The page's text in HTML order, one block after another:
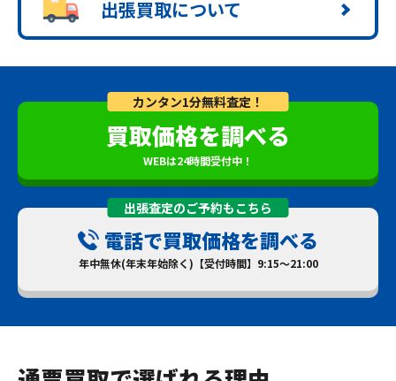
出張買取について
カンタン1分無料査定！
買取価格を調べる
WEBは24時間受付中！
出張査定のご予約もこちら
電話で買取価格を調べる
年中無休(年末年始除く)【受付時間】9:15～21:00